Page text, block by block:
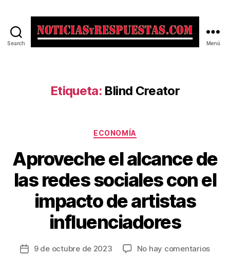
Search Menú
Etiqueta: Blind Creator
Categorías
ECONOMÍA
Aproveche el alcance de
las redes sociales con el
impacto de artistas
influenciadores
Fecha9 de octubre de 2023 No hay comentariosen